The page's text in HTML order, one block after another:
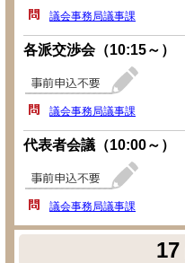
議会事務局議事課
各派交渉会（10:15～）
議会事務局議事課
代表者会議（10:00～）
議会事務局議事課
17